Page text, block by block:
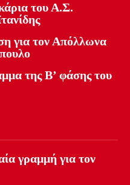
του Α.Σ.
για τον Απόλλωνα
της Β’ φάσης του
γραμμή για τον